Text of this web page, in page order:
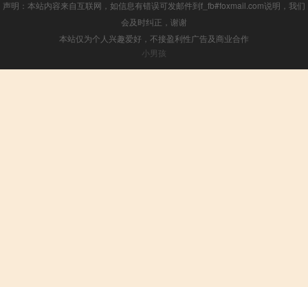
声明：本站内容来自互联网，如信息有错误可发邮件到f_fb#foxmail.com说明，我们
会及时纠正，谢谢
本站仅为个人兴趣爱好，不接盈利性广告及商业合作
小男孩